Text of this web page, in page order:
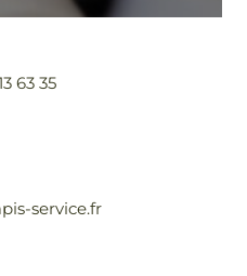
63 35
service.fr